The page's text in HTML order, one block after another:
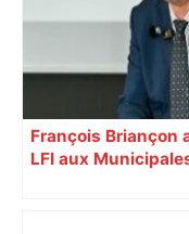
François Briançon
LFI aux